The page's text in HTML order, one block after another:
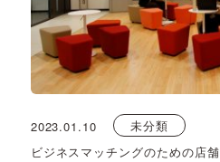
2023.01.10
未分類
ビジネスマッチングのための店舗